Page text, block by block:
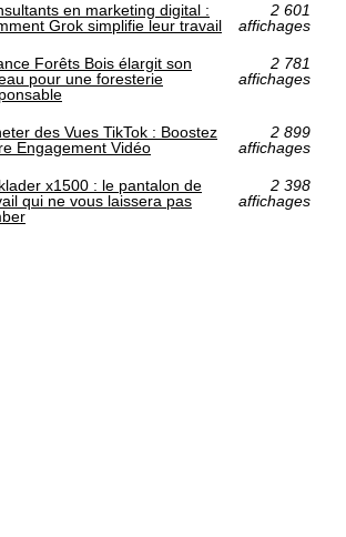
en marketing digital :
Grok simplifie leur travail
2 601
affichages
Forêts Bois élargit son
pour une foresterie
2 781
affichages
des Vues TikTok : Boostez
Engagement Vidéo
2 899
affichages
x1500 : le pantalon de
qui ne vous laissera pas
2 398
affichages